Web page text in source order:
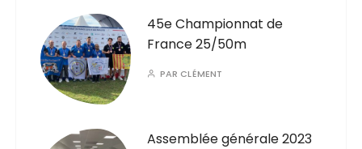
45e Championnat de
France 25/50m
PAR CLÉMENT
Assemblée générale 2023